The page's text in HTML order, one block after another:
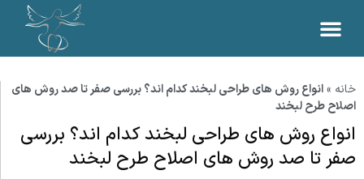
خانه »انواع روش های طراحی لبخند کدام اند؟ بررسی صفر تا صد روش های
اصلاح طرح لبخند
انواع روش های طراحی لبخند کدام اند؟ بررسی
صفر تا صد روش های اصلاح طرح لبخند